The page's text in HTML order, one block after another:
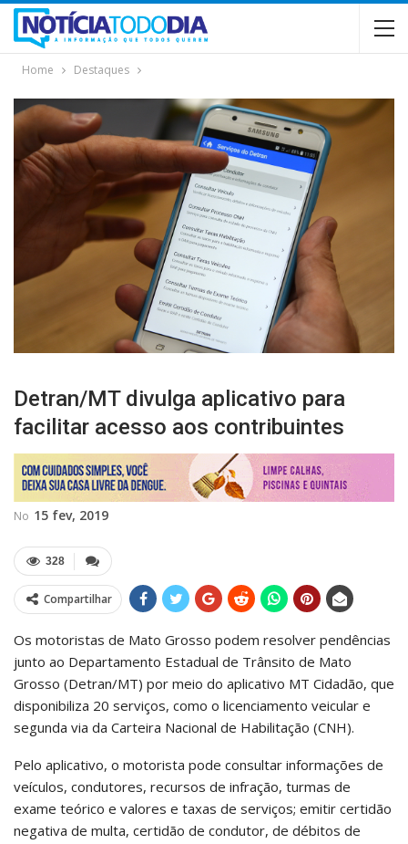
Home Destaques
Detran/MT divulga aplicativo para
facilitar acesso aos contribuintes
No 15 fev, 2019
328
Compartilhar
Os motoristas de Mato Grosso podem resolver pendências
junto ao Departamento Estadual de Trânsito de Mato
Grosso (Detran/MT) por meio do aplicativo MT Cidadão, que
disponibiliza 20 serviços, como o licenciamento veicular e
segunda via da Carteira Nacional de Habilitação (CNH).
Pelo aplicativo, o motorista pode consultar informações de
veículos, condutores, recursos de infração, turmas de
exame teórico e valores e taxas de serviços; emitir certidão
negativa de multa, certidão de condutor, de débitos de